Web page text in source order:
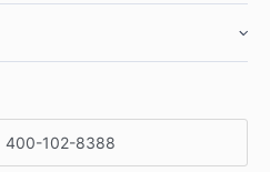
400-102-8388